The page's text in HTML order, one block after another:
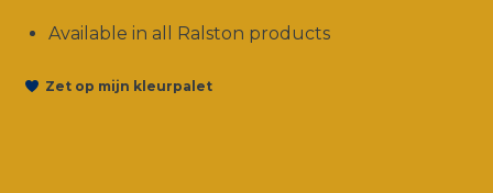
Available in all Ralston products
Zet op mijn kleurpalet